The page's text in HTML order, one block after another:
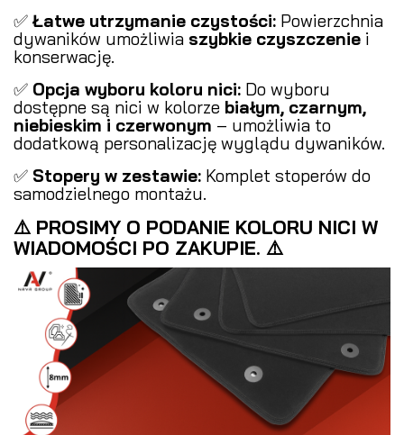
✅ Łatwe utrzymanie czystości: Powierzchnia
dywaników umożliwia szybkie czyszczenie i
konserwację.
✅ Opcja wyboru koloru nici: Do wyboru
dostępne są nici w kolorze białym, czarnym,
niebieskim i czerwonym – umożliwia to
dodatkową personalizację wyglądu dywaników.
✅ Stopery w zestawie: Komplet stoperów do
samodzielnego montażu.
⚠️ PROSIMY O PODANIE KOLORU NICI W
WIADOMOŚCI PO ZAKUPIE. ⚠️